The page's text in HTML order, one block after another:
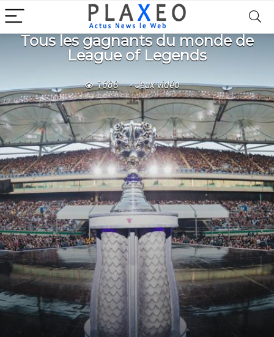
Tous les gagnants du monde de
League of Legends
1688 Jeux vidéo